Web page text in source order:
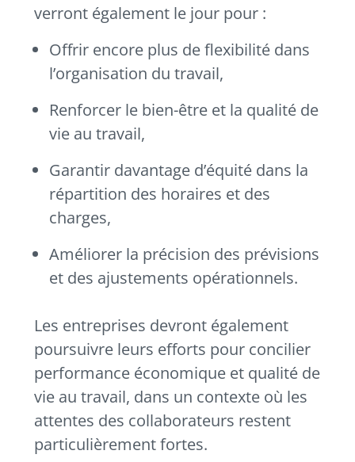
verront également le jour pour :
Offrir encore plus de flexibilité dans
l’organisation du travail,
Renforcer le bien-être et la qualité de
vie au travail,
Garantir davantage d’équité dans la
répartition des horaires et des
charges,
Améliorer la précision des prévisions
et des ajustements opérationnels.
Les entreprises devront également
poursuivre leurs efforts pour concilier
performance économique et qualité de
vie au travail, dans un contexte où les
attentes des collaborateurs restent
particulièrement fortes.